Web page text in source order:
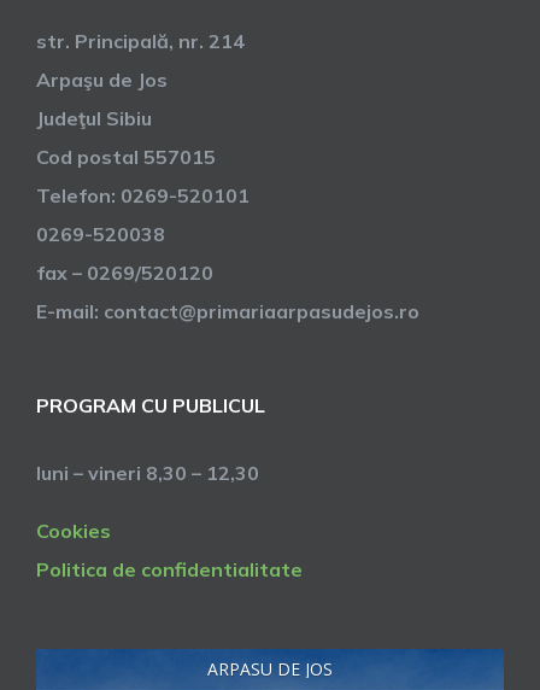
str. Principală, nr. 214
Arpaşu de Jos
Judeţul Sibiu
Cod postal 557015
Telefon: 0269-520101
0269-520038
fax – 0269/520120
E-mail: contact@primariaarpasudejos.ro
PROGRAM CU PUBLICUL
luni – vineri 8,30 – 12,30
Cookies
Politica de confidentialitate
ARPASU DE JOS